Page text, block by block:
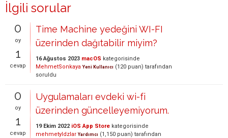
İlgili sorular
0
oy
1
cevap
Time Machine yedeğini WI-FI
üzerinden dağıtabilir miyim?
16 Ağustos 2023 macOS kategorisinde
MehmetSonkaya Yeni Kullanıcı (120 puan) tarafından
soruldu
0
oy
1
cevap
Uygulamaları evdeki wi-fi
üzerinden güncelleyemiyorum.
19 Ekim 2022 iOS App Store kategorisinde
mehmetyldzlar Yardımcı (1,150 puan) tarafından